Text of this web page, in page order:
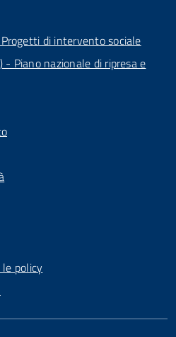
di intervento sociale
- Piano nazionale di ripresa e
policy